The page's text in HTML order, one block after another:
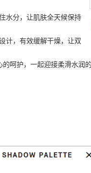
水分，让肌肤全天候保持
计，有效缓解干燥，让双
呵护，一起迎接柔滑水润